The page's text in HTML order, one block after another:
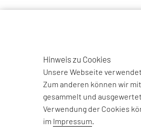
EFESO Management Consultants
Hinweis zu Cookies
Unsere Webseite
Zum anderen können wir
gesammelt und
Verwendung der Cookies
im Impressum.